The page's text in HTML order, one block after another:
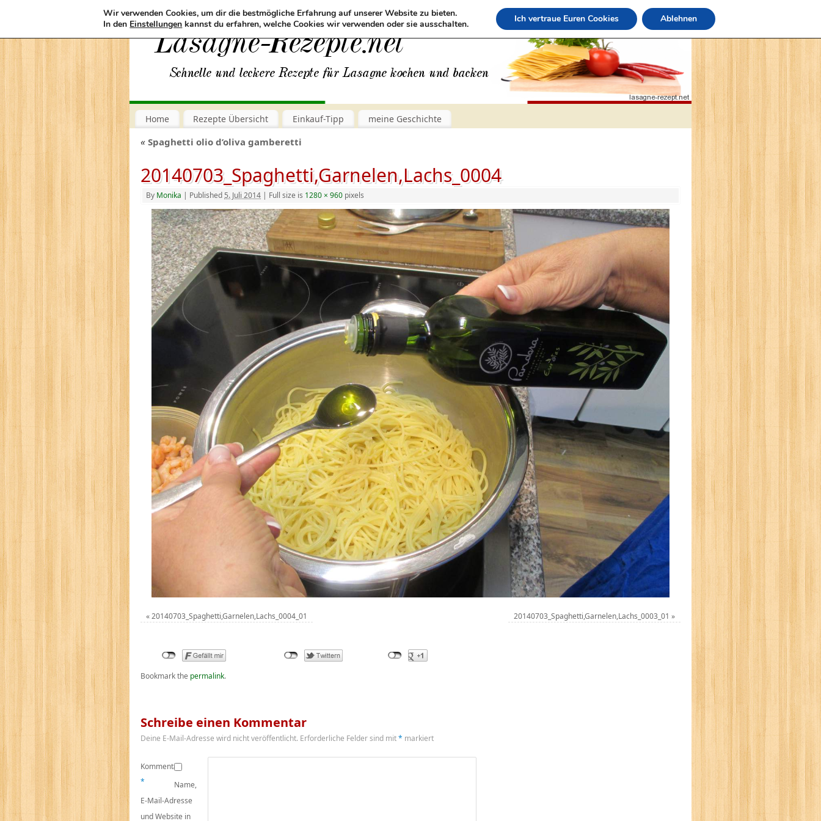
Home Rezepte Übersicht Einkauf-Tipp meine Geschichte
« Spaghetti olio d’oliva gamberetti
20140703_Spaghetti,Garnelen,Lachs_0004
By Monika | Published 5. Juli 2014 | Full size is 1280 × 960 pixels
«20140703_Spaghetti,Garnelen,Lachs_0004_01 20140703_Spaghetti,Garnelen,Lachs_0003_01 »
Bookmark the permalink.
Schreibe einen Kommentar
Deine E-Mail-Adresse wird nicht veröffentlicht. Erforderliche Felder sind mit* markiert
Kommentar
*
Name,
E-Mail-Adresse
und Website in
Wir verwenden Cookies, um dir die bestmögliche Erfahrung auf unserer Website zu bieten.
In den Einstellungen kannst du erfahren, welche Cookies wir verwenden oder sie ausschalten. Ich vertraue Euren Cookies Ablehnen